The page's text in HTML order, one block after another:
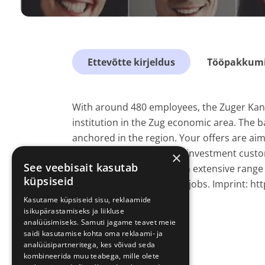
Ettevõtte kirjeldus
With around 480 employees, the Zuger
institution in the Zug economic area. The
anchored in the region. Your offers are
at private, corporate and investment
working conditions and an extensive
found at www.zugerkb.ch/jobs. Imprint:
geschaeftsstellen
×
See veebisait kasutab
küpsiseid
Kasutame küpsiseid sisu, reklaamide
isikupärastamiseks ja liikluse
analüüsimiseks. Samuti jagame teavet meie
saidi kasutamise kohta oma reklaami- ja
analüüsipartneritega, kes võivad seda
kombineerida muu teabega, mille olete